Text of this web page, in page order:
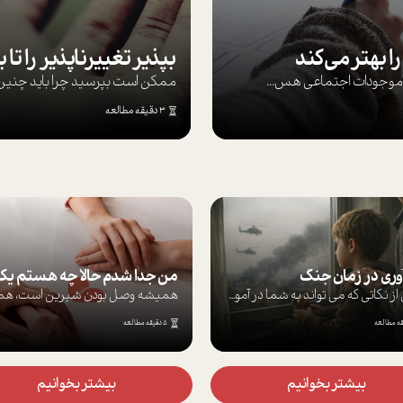
بهتر می‌کند
موجودات اجتماعی هس... ممکن است بپرسيد چرا بايد چنين
3 دقیقه مطالعه
در زمان جنگ
برخی از نکاتی که می تواند به شما در آموز...
بیشتر بخوانیم
5 دقیقه مطالعه
بیشتر بخوانیم